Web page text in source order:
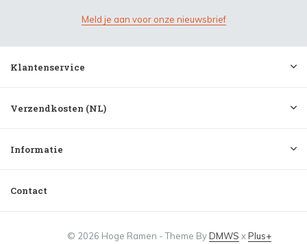
Meld je aan voor onze nieuwsbrief
Klantenservice
Verzendkosten (NL)
Informatie
Contact
© 2026 Hoge Ramen - Theme ByDMWS xPlus+